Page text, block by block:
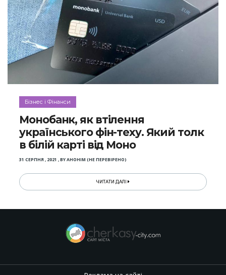
Бізнес і Фінанси
Монобанк, як втілення
українського фін-теху. Який толк
в білій карті від Моно
31 СЕРПНЯ , 2021 ,BYАНОНІМ (НЕ ПЕРЕВІРЕНО)
ЧИТАТИ ДАЛІ